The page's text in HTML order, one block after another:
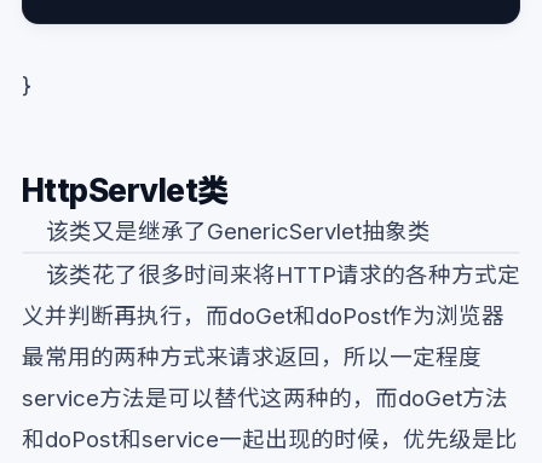
}
HttpServlet类
该类又是继承了GenericServlet抽象类
该类花了很多时间来将HTTP请求的各种方式定
义并判断再执行，而doGet和doPost作为浏览器
最常用的两种方式来请求返回，所以一定程度
service方法是可以替代这两种的，而doGet方法
和doPost和service一起出现的时候，优先级是比